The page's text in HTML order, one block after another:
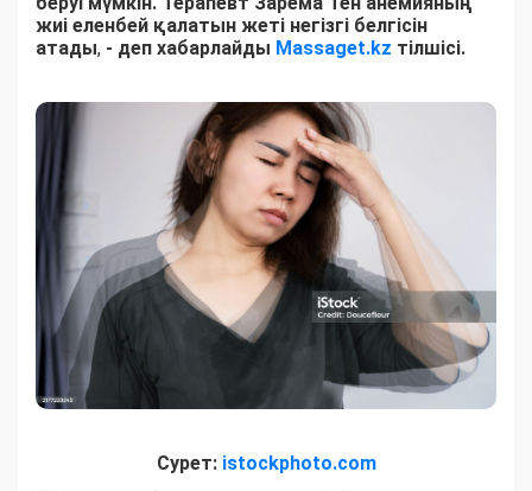
жиі еленбей қалатын жеті негізгі белгісін
атады, - деп хабарлайды Massaget.kz тілшісі.
Сурет: istockphoto.com